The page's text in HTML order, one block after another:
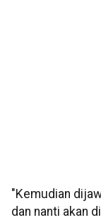
"Kemudian
dan nanti akan